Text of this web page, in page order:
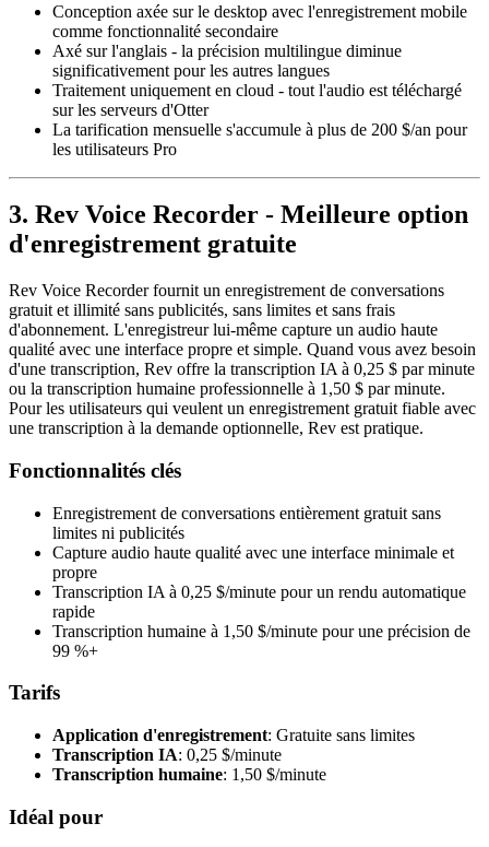
Conception axée sur le desktop avec l'enregistrement mobile
comme fonctionnalité secondaire
Axé sur l'anglais - la précision multilingue diminue
significativement pour les autres langues
Traitement uniquement en cloud - tout l'audio est téléchargé
sur les serveurs d'Otter
La tarification mensuelle s'accumule à plus de 200 $/an pour
les utilisateurs Pro
3. Rev Voice Recorder - Meilleure option
d'enregistrement gratuite
Rev Voice Recorder fournit un enregistrement de conversations
gratuit et illimité sans publicités, sans limites et sans frais
d'abonnement. L'enregistreur lui-même capture un audio haute
qualité avec une interface propre et simple. Quand vous avez besoin
d'une transcription, Rev offre la transcription IA à 0,25 $ par minute
ou la transcription humaine professionnelle à 1,50 $ par minute.
Pour les utilisateurs qui veulent un enregistrement gratuit fiable avec
une transcription à la demande optionnelle, Rev est pratique.
Fonctionnalités clés
Enregistrement de conversations entièrement gratuit sans
limites ni publicités
Capture audio haute qualité avec une interface minimale et
propre
Transcription IA à 0,25 $/minute pour un rendu automatique
rapide
Transcription humaine à 1,50 $/minute pour une précision de
99 %+
Tarifs
Application d'enregistrement: Gratuite sans limites
Transcription IA: 0,25 $/minute
Transcription humaine: 1,50 $/minute
Idéal pour